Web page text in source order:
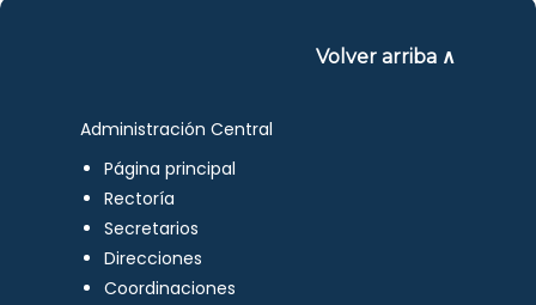
Volver arriba ∧
Administración Central
Página principal
Rectoría
Secretarios
Direcciones
Coordinaciones